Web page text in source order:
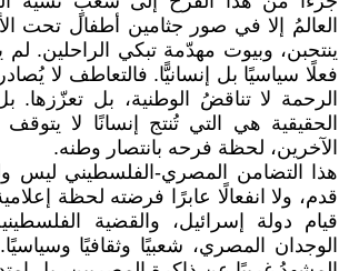
العالمُ إلا في صور جثامين أطفال تحت
ينتحبن، وبيوت مهدّمة تبكي الراحلين. لم
فعلًا سياسيًا بل إنسانيًّا. فالتعاطف لا يُصادر
الرحمة لا تناقضُ الوطنية، بل تعزّزها.
الحقيقية هي التي تُنتج إنسانًا لا
الآخرين، لحظة فرحه بانتصار وطنه.
هذا التضامن المصري-الفلسطيني ليس
قدم، ولا انفعالًا عابرًا فرضته لحظة
قيام دولة إسرائيل، والقضية
الوجدان المصري، شعبيًا وثقافيًا